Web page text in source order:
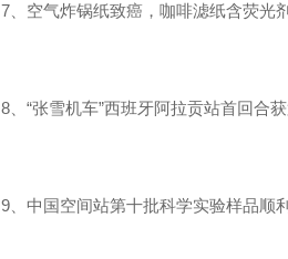
7、空气炸锅纸致癌，咖啡滤纸含荧光
8、“张雪机车”西班牙阿拉贡站首回合获
9、中国空间站第十批科学实验样品顺